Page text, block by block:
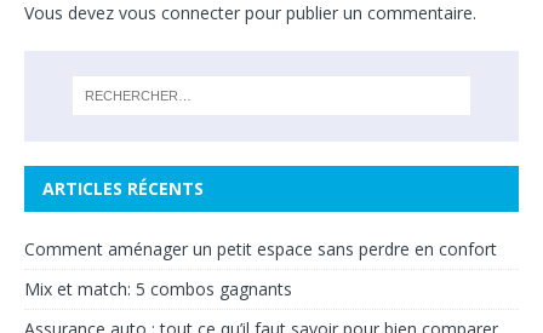
Vous devez vous connecter pour publier un commentaire.
ARTICLES RÉCENTS
Comment aménager un petit espace sans perdre en confort
Mix et match: 5 combos gagnants